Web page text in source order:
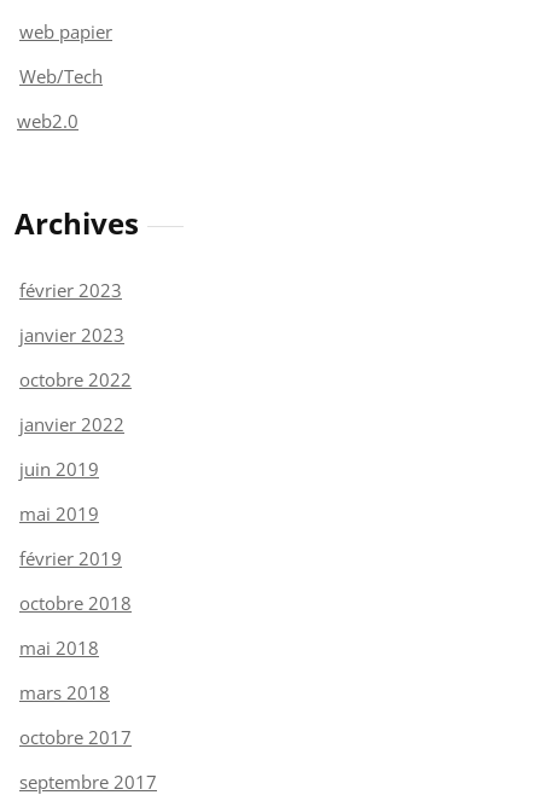
web papier
Web/Tech
web2.0
Archives
février 2023
janvier 2023
octobre 2022
janvier 2022
juin 2019
mai 2019
février 2019
octobre 2018
mai 2018
mars 2018
octobre 2017
septembre 2017